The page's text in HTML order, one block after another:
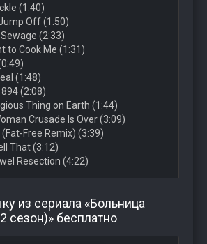
(1:40)
Off (1:50)
(2:33)
to Cook Me (1:31)
(1:48)
(2:08)
Thing on Earth (1:44)
Crusade Is Over (3:09)
(Fat-Free Remix) (3:39)
That (3:12)
Resection (4:22)
из сериала «Больница
сезон)» бесплатно